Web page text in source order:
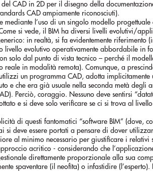
CAD in 2D per il disegno della
CAD ampiamente riconosciuti).
l’uso di un singolo modello progettuale
si vede, il BIM ha diversi livelli evolutivi/
in realtà, si fa evidentemente riferimento
livello evolutivo operativamente abbordabile in
solo dal punto di vista tecnico – perché il
in modalità remota). Comunque, a
un programma CAD, adotta implicitamente
e che era già usuale nella seconda metà degli
Perciò, coraggio. Nessuno deve sentirsi
e si deve solo verificare se ci si trova al
di questi fantomatici “software BIM” (dove,
si deve essere portati a pensare di dover
al minimo necessario per giustificare i relativi
acritico - considerando che
direttamente proporzionale alla sua
spaventare (il neofita) o infastidire (l’esperto).